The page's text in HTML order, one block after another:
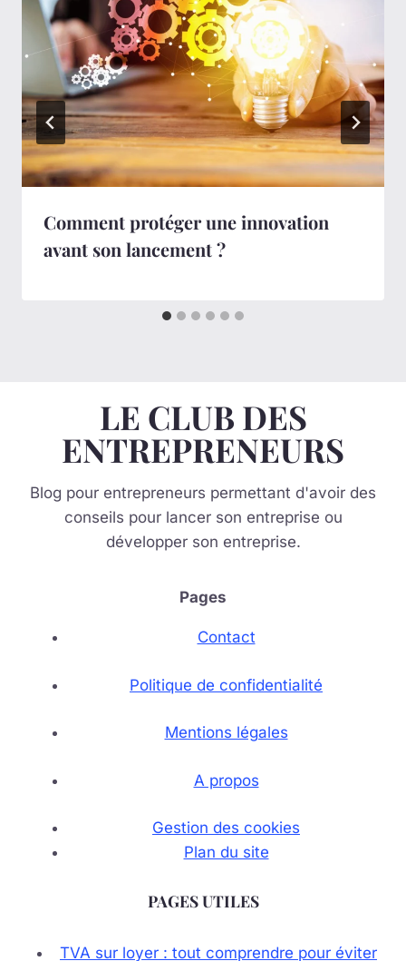
Comment protéger une innovation
avant son lancement ?
LE CLUB DES
ENTREPRENEURS
Blog pour entrepreneurs permettant d'avoir des
conseils pour lancer son entreprise ou
développer son entreprise.
Pages
Contact
Politique de confidentialité
Mentions légales
A propos
Gestion des cookies
Plan du site
PAGES UTILES
TVA sur loyer : tout comprendre pour éviter